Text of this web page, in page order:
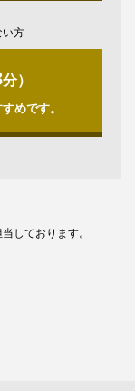
い方
分）
めです。
しております。